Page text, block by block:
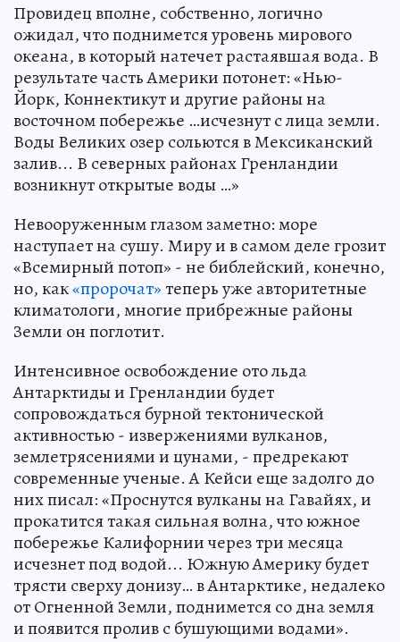
Провидец вполне, собственно, логично
ожидал, что поднимется уровень мирового
океана, в который натечет растаявшая вода. В
результате часть Америки потонет: «Нью-
Йорк, Коннектикут и другие районы на
восточном побережье …исчезнут с лица земли.
Воды Великих озер сольются в Мексиканский
залив... В северных районах Гренландии
возникнут открытые воды …»
Невооруженным глазом заметно: море
наступает на сушу. Миру и в самом деле грозит
«Всемирный потоп» - не библейский, конечно,
но, как«пророчат»теперь уже авторитетные
климатологи, многие прибрежные районы
Земли он поглотит.
Интенсивное освобождение ото льда
Антарктиды и Гренландии будет
сопровождаться бурной тектонической
активностью - извержениями вулканов,
землетрясениями и цунами, - предрекают
современные ученые. А Кейси еще задолго до
них писал: «Проснутся вулканы на Гавайях, и
прокатится такая сильная волна, что южное
побережье Калифорнии через три месяца
исчезнет под водой... Южную Америку будет
трясти сверху донизу… в Антарктике, недалеко
от Огненной Земли, поднимется со дна земля
и появится пролив с бушующими водами».